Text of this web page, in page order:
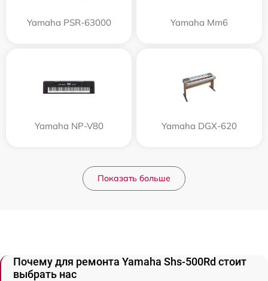
Yamaha PSR-63000 Yamaha Mm6
Yamaha NP-V80 Yamaha DGX-620
Показать больше
Почему для ремонта Yamaha Shs-500Rd стоит
выбрать нас